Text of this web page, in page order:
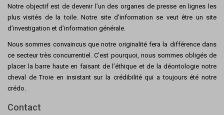
Notre objectif est de devenir l’un des organes de presse en lignes les
plus visités de la toile. Notre site d’information se veut être un site
d’investigation et d’information générale.
Nous sommes convaincus que notre originalité fera la différence dans
ce secteur très concurrentiel. C’est pourquoi, nous sommes obligés de
placer la barre haute en faisant de l’éthique et de la déontologie notre
cheval de Troie en insistant sur la crédibilité qui a toujours été notre
crédo.
Contact